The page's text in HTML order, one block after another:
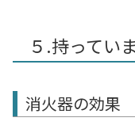
５.持ってい
消火器の効果